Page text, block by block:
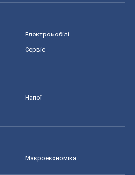
Електромобілі
Сервіс
Напої
Макроекономіка